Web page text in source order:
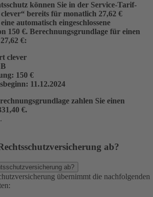
können Sie in der Service-Tarif-
bereits für monatlich 27,62 €
automatisch eingeschlossene
150 €. Berechnungsgrundlage für einen
€:
clever
B
: 150 €
: 11.12.2024
zahlen Sie einen
€.
ab?
ab?
übernimmt die nachfolgenden